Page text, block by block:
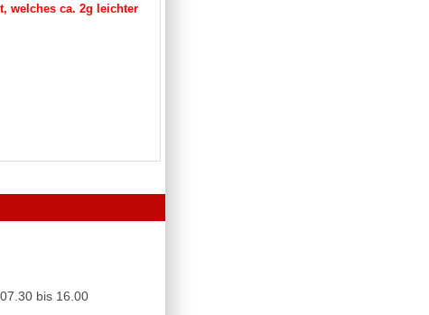
welches ca. 2g leichter
bis 16.00